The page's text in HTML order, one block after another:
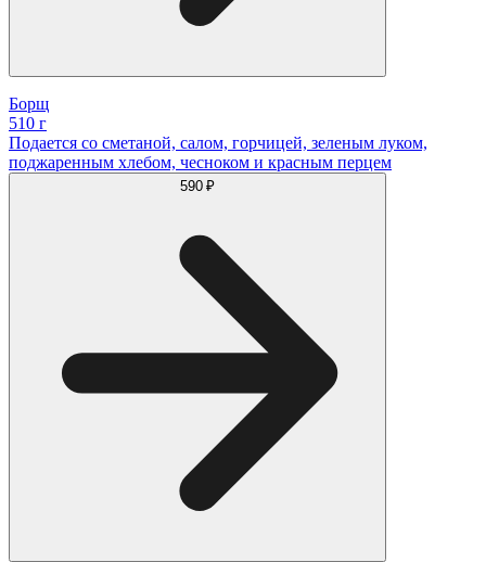
Борщ
510 г
Подается со сметаной, салом, горчицей, зеленым луком,
поджаренным хлебом, чесноком и красным перцем
590 ₽